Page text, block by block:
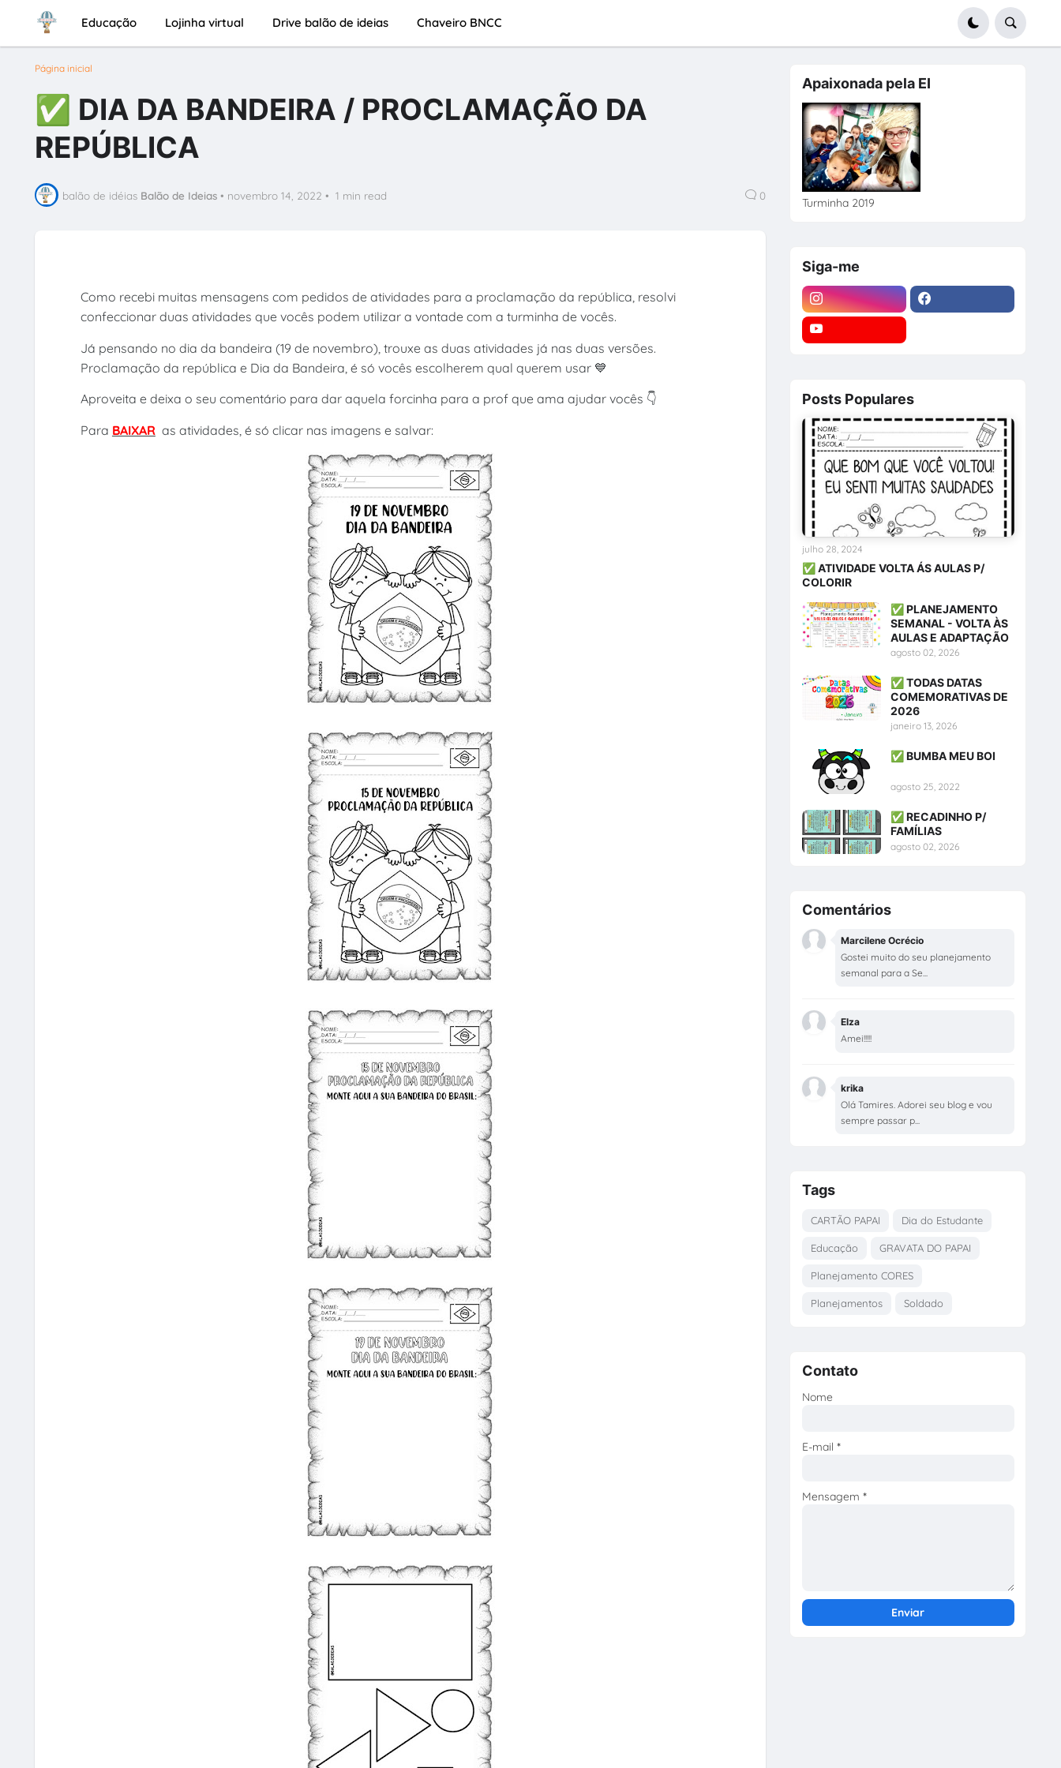
Educação Lojinha virtual Drive balão de ideias Chaveiro BNCC
Página inicial
✅ DIA DA BANDEIRA / PROCLAMAÇÃO DA
REPÚBLICA
balão de idéias Balão de Ideias • novembro 14, 2022 • 1 min read 0
Como recebi muitas mensagens com pedidos de atividades para a proclamação da república, resolvi
confeccionar duas atividades que vocês podem utilizar a vontade com a turminha de vocês.
Já pensando no dia da bandeira (19 de novembro), trouxe as duas atividades já nas duas versões.
Proclamação da república e Dia da Bandeira, é só vocês escolherem qual querem usar 💙
Aproveita e deixa o seu comentário para dar aquela forcinha para a prof que ama ajudar vocês 👇
Para BAIXARas atividades, é só clicar nas imagens e salvar:
Apaixonada pela EI
Turminha 2019
Siga-me
Posts Populares
✅ ATIVIDADE VOLTA ÁS AULAS P/
COLORIR
julho 28, 2024
✅ PLANEJAMENTO
SEMANAL - VOLTA ÀS
AULAS E ADAPTAÇÃO
agosto 02, 2026
✅ TODAS DATAS
COMEMORATIVAS DE
2026
janeiro 13, 2026
✅ BUMBA MEU BOI
agosto 25, 2022
✅ RECADINHO P/
FAMÍLIAS
agosto 02, 2026
Comentários
Marcilene Ocrécio
Gostei muito do seu planejamento
semanal para a Se...
Elza
Amei!!!!!
krika
Olá Tamires. Adorei seu blog e vou
sempre passar p...
Tags
CARTÃO PAPAI Dia do Estudante
Educação GRAVATA DO PAPAI
Planejamento CORES
Planejamentos Soldado
Contato
Nome
E-mail *
Mensagem *